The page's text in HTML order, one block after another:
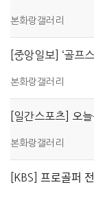
본화랑갤러리
[중앙일보] ‘골프
본화랑갤러리
[일간스포츠] 오
본화랑갤러리
[KBS] 프로골퍼